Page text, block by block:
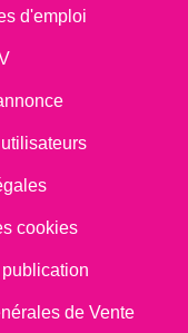
d'emploi
cookies
de Vente